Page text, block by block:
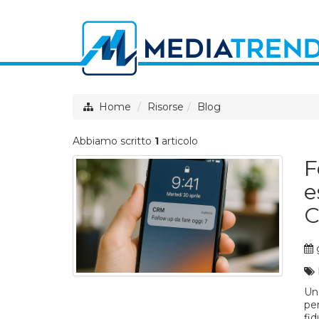
Home Risorse Blog
Abbiamo scritto 1 articolo